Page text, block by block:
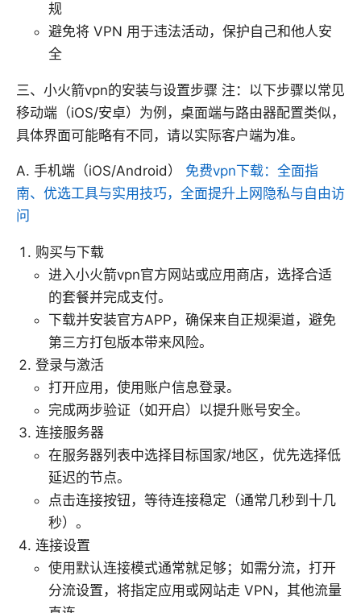
规
避免将 VPN 用于违法活动，保护自己和他人安
全
三、小火箭vpn的安装与设置步骤 注：以下步骤以常见
移动端（iOS/安卓）为例，桌面端与路由器配置类似，
具体界面可能略有不同，请以实际客户端为准。
A. 手机端（iOS/Android） 免费vpn下载：全面指
南、优选工具与实用技巧，全面提升上网隐私与自由访
问
购买与下载
进入小火箭vpn官方网站或应用商店，选择合适
的套餐并完成支付。
下载并安装官方APP，确保来自正规渠道，避免
第三方打包版本带来风险。
登录与激活
打开应用，使用账户信息登录。
完成两步验证（如开启）以提升账号安全。
连接服务器
在服务器列表中选择目标国家/地区，优先选择低
延迟的节点。
点击连接按钮，等待连接稳定（通常几秒到十几
秒）。
连接设置
使用默认连接模式通常就足够；如需分流，打开
分流设置，将指定应用或网站走 VPN，其他流量